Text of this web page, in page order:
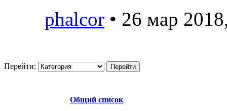
phalcor • 26 мар
Перейти:
Общий список